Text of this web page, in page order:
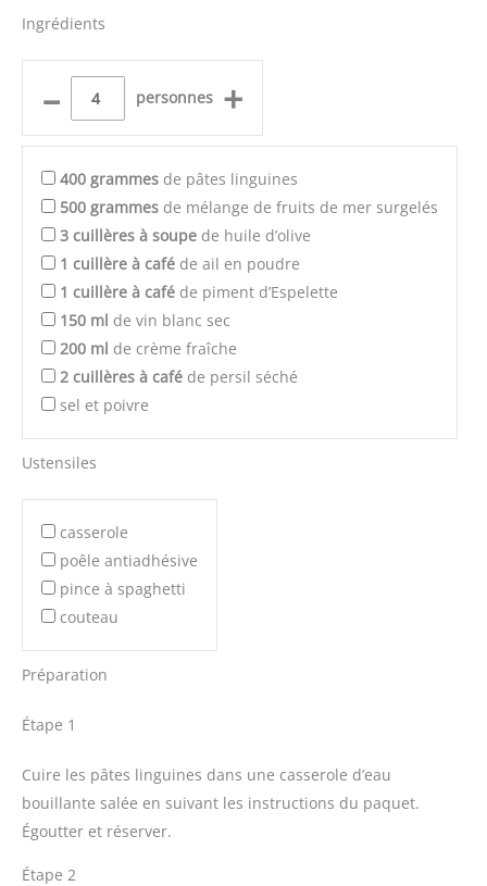
Ingrédients
– personnes +
400 grammes de pâtes linguines
500 grammes de mélange de fruits de mer surgelés
3 cuillères à soupe de huile d’olive
1 cuillère à café de ail en poudre
1 cuillère à café de piment d’Espelette
150 ml de vin blanc sec
200 ml de crème fraîche
2 cuillères à café de persil séché
sel et poivre
Ustensiles
casserole
poêle antiadhésive
pince à spaghetti
couteau
Préparation
Étape 1
Cuire les pâtes linguines dans une casserole d’eau
bouillante salée en suivant les instructions du paquet.
Égoutter et réserver.
Étape 2